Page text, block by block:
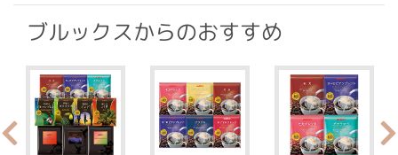
ブルックスからのおすすめ